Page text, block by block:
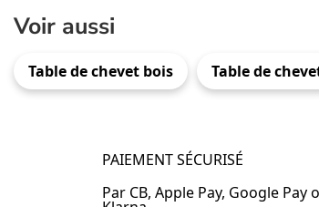
Voir aussi
Table de chevet bois Table de
PAIEMENT SÉCURISÉ
Par CB, Apple Pay, Google Pay